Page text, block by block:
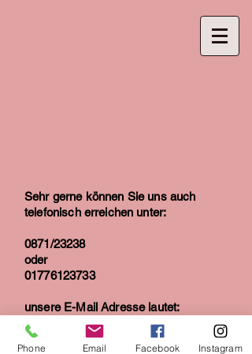
Sehr gerne können Sie uns auch
telefonisch erreichen unter:
0871/23238
oder
01776123733
unsere E-Mail Adresse lautet:
ballettamfuerstenhof@gmail.com
Phone Email Facebook Instagram